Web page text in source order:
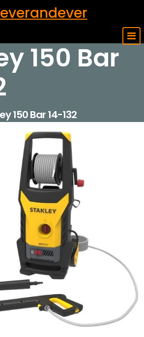
150 Bar
150 Bar 14-132